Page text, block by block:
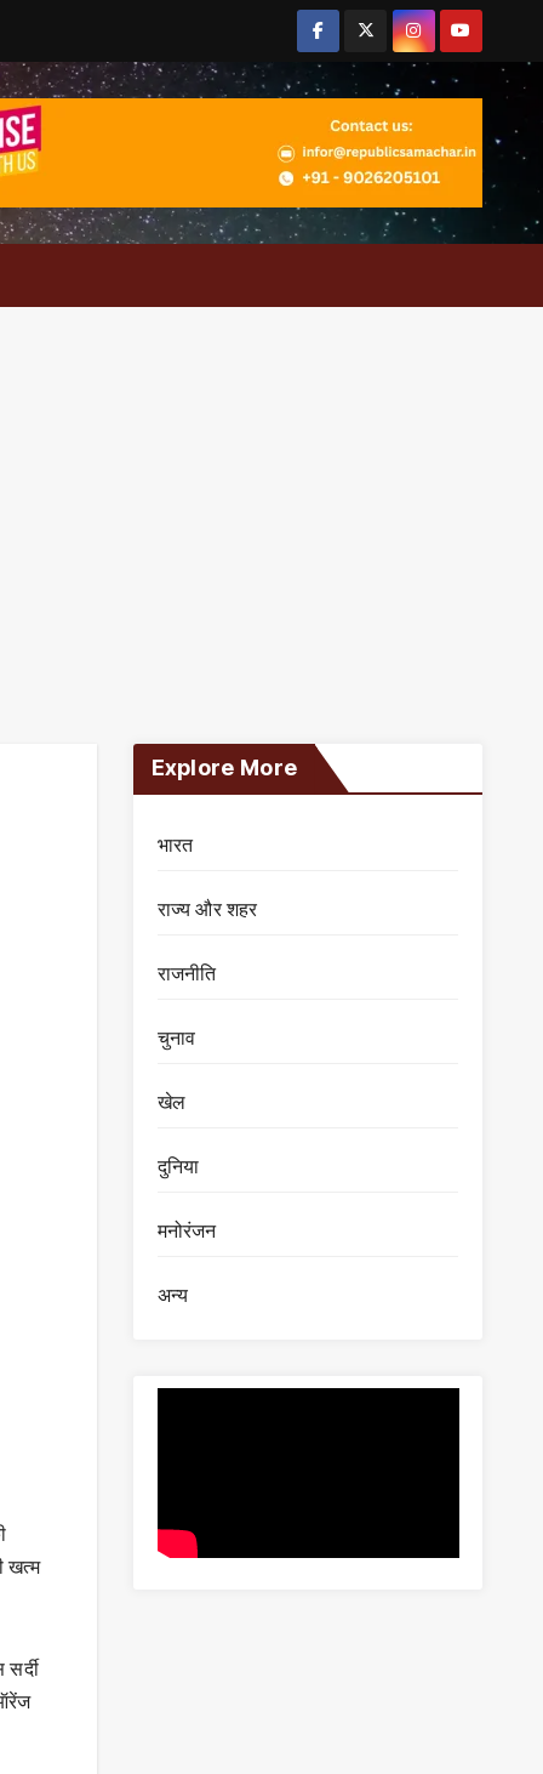
खत्म
Explore More
भारत
राज्य और शहर
राजनीति
चुनाव
खेल
दुनिया
मनोरंजन
अन्य